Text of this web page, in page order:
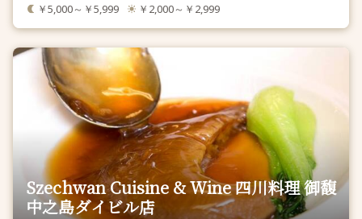
￥5,000～￥5,999 ￥2,000～￥2,999
Szechwan Cuisine & Wine 四川料理 御馥
中之島ダイビル店